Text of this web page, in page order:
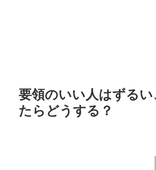
要領のいい人はずる
たらどうする？